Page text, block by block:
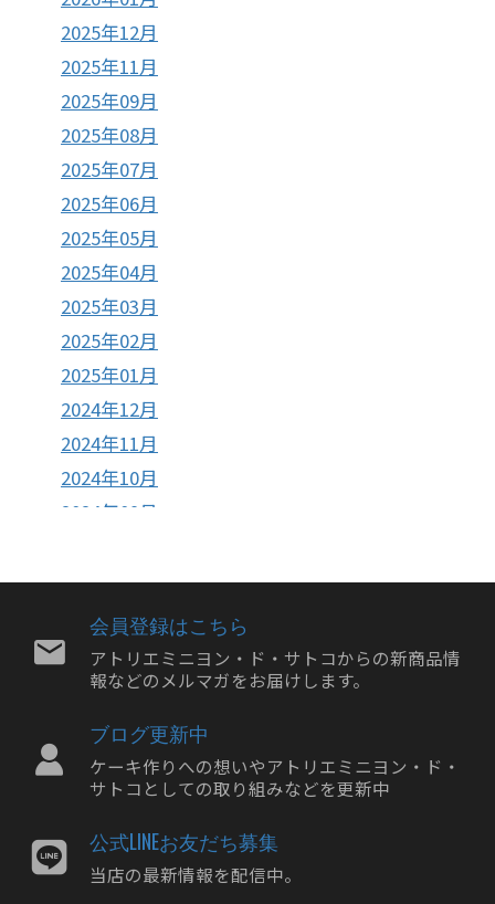
2025年12月
2025年11月
2025年09月
2025年08月
2025年07月
2025年06月
2025年05月
2025年04月
2025年03月
2025年02月
2025年01月
2024年12月
2024年11月
2024年10月
2024年09月
2024年07月
2024年06月
2024年05月
2024年04月
2024年02月
2024年01月
2023年11月
2023年10月
会員登録はこちら
アトリエミニヨン・ド・サトコからの新商品情
報などのメルマガをお届けします。
ブログ更新中
ケーキ作りへの想いやアトリエミニヨン・ド・
サトコとしての取り組みなどを更新中
公式LINEお友だち募集
当店の最新情報を配信中。